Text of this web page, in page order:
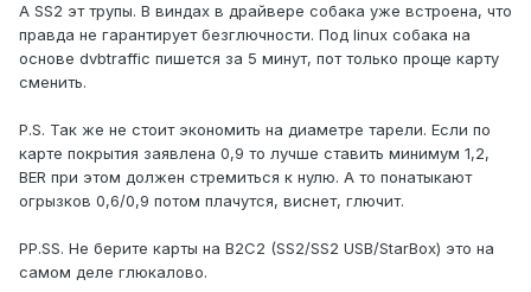
А SS2 эт трупы. В виндах в драйвере собака уже встроена, что
правда не гарантирует безглючности. Под linux собака на
основе dvbtraffic пишется за 5 минут, пот только проще карту
сменить.
P.S. Так же не стоит экономить на диаметре тарели. Если по
карте покрытия заявлена 0,9 то лучше ставить минимум 1,2,
BER при этом должен стремиться к нулю. А то понатыкают
огрызков 0,6/0,9 потом плачутся, виснет, глючит.
PP.SS. Не берите карты на B2C2 (SS2/SS2 USB/StarBox) это на
самом деле глюкалово.